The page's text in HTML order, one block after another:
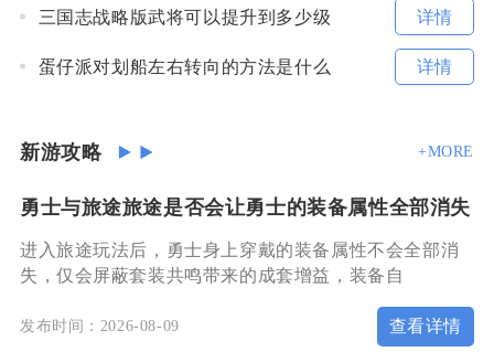
三国志战略版武将可以提升到多少级 详情
蛋仔派对划船左右转向的方法是什么 详情
新游攻略 +MORE
勇士与旅途旅途是否会让勇士的装备属性全部消失
进入旅途玩法后，勇士身上穿戴的装备属性不会全部消
失，仅会屏蔽套装共鸣带来的成套增益，装备自
发布时间：2026-08-09 查看详情